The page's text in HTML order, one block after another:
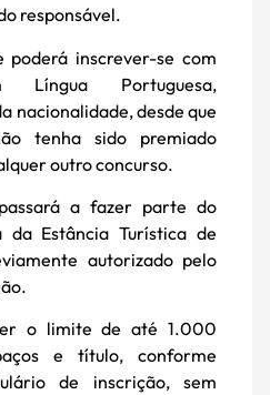
responsável.
poderá inscrever-se com
Portuguesa,
nacionalidade, desde que
tenha sido premiado
outro concurso.
a fazer parte do
Estância Turística de
autorizado pelo
o limite de até 1.000
e título, conforme
de inscrição, sem